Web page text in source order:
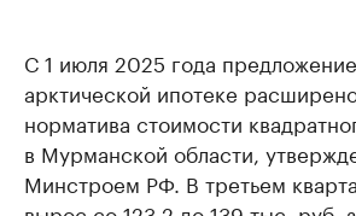
С 1 июля 2025 года
арктической ипотеке
норматива стоимости
в Мурманской области,
Минстроем РФ. В третьем